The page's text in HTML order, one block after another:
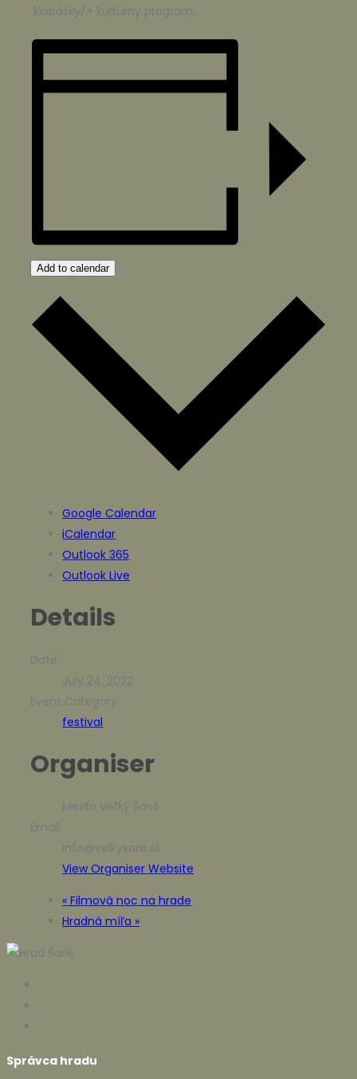
Add to calendar
Google Calendar
iCalendar
Outlook 365
Outlook Live
Details
festival
Organiser
View Organiser Website
« Filmová noc na hrade
Hradná míľa »
Správca hradu